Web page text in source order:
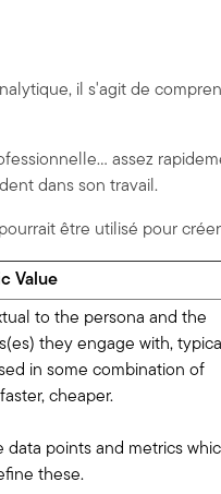
il s'agit de
assez
dans son travail.
être utilisé pour
Value
to the persona and the
they engage with,
in some combination of
cheaper.
data points and metrics
these.